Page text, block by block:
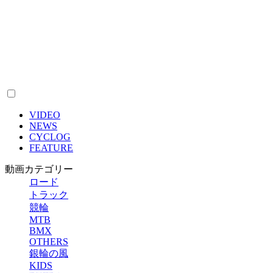
VIDEO
NEWS
CYCLOG
FEATURE
動画カテゴリー
ロード
トラック
競輪
MTB
BMX
OTHERS
銀輪の風
KIDS